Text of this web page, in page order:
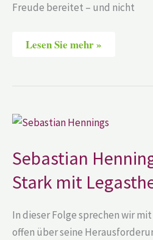
Freude bereitet – und nicht
Lesen Sie mehr »
Sebastian
Stark mit
In dieser Folge sprechen wir
offen über seine
Sebastian
Hennings
Beamter
–
Stark
mit
Legasthenie